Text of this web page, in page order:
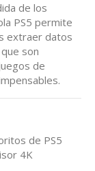
de los
PS5 permite
extraer datos
son
de
de PS5
4K